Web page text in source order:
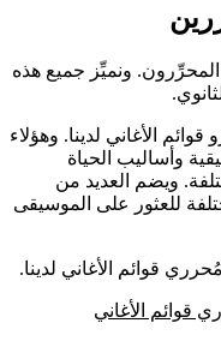
المحرِّرون. ونميِّز جميع هذه
الأغاني لدينا. وهؤلاء
وأساليب الحياة
ويضم العديد من
للعثور على الموسيقى
قوائم الأغاني لدينا.
الأغاني